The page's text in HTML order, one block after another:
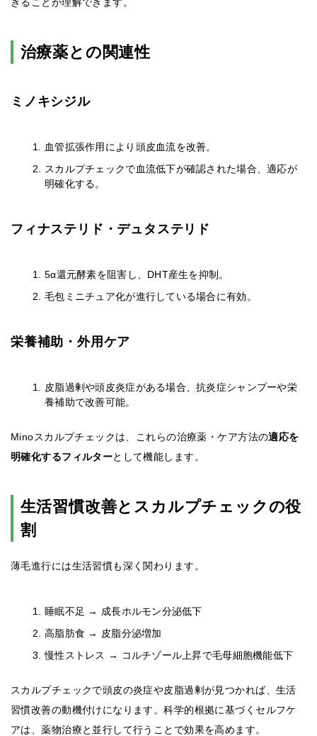
きることが理解できます。
治療薬との関連性
ミノキシジル
血管拡張作用により頭皮血流を改善。
スカルプチェックで血流低下が確認された場合、適応が
明確化する。
フィナステリド・デュタステリド
5α還元酵素を阻害し、DHT産生を抑制。
毛包ミニチュア化が進行している場合に有効。
栄養補助・外用ケア
皮脂過剰や頭皮炎症がある場合、抗炎症シャンプーや栄
養補助で改善可能。
Minoスカルプチェックは、これらの治療薬・ケア方法の適応を
明確化するフィルターとして機能します。
生活習慣改善とスカルプチェックの役
割
薄毛進行には生活習慣も深く関わります。
睡眠不足 → 成長ホルモン分泌低下
高脂肪食 → 皮脂分泌増加
慢性ストレス → コルチゾール上昇で毛母細胞機能低下
スカルプチェックで頭皮の炎症や皮脂過剰が見つかれば、生活
習慣改善の動機付けになります。科学的根拠に基づくセルフケ
アは、薬物治療と並行して行うことで効果を高めます。